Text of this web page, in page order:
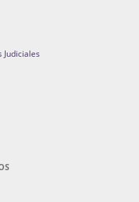
Judiciales